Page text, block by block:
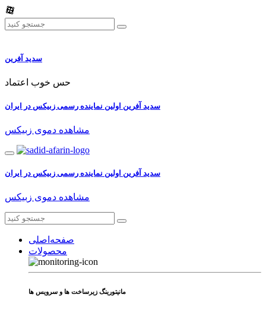
سدید آفرین
حس خوب اعتماد
سدید آفرین اولین نماینده رسمی زبیکس در ایران
مشاهده دموی زبیکس
سدید آفرین اولین نماینده رسمی زبیکس در ایران
مشاهده دموی زبیکس
صفحه‌اصلی
محصولات
مانیتورینگ زیرساخت ها و سرویس ها